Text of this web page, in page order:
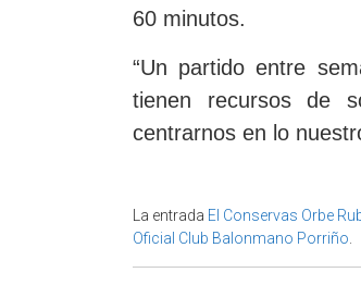
60 minutos.
“Un partido entre
tienen recursos de
centrarnos en lo
La entrada El Conservas Orbe
Oficial Club Balonmano Porriño